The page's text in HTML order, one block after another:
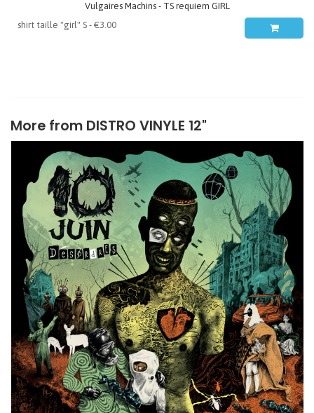
Vulgaires Machins - TS requiem GIRL
More from DISTRO VINYLE 12"